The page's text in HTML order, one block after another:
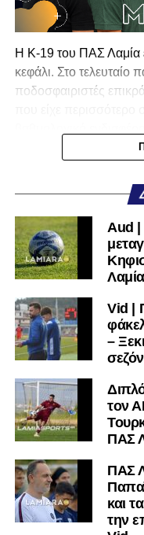
Η Κ-19 του ΠΑΣ Λαμία
κεφάλι. Στο τελευταίο
ποδοσφαιριστές
Το μοναδικό τέρμα
Ζαλοκώστας με
δευτέρου ημιχρόνου. Ο
δείχνοντας
που σημάδεψαν τη
Παρά τον υποβιβασμό,
μαχητικότητα μέχρι
άνθρωποι του
στιγμές της σεζόν, με
αξιοπρεπές “αντίο”
Έτσι, κλείνει ένας
με την ελπίδα η νέα
ανανέωση και
Δείτε το
Aud |
Λαμία
Vid |
–
σεζόν
τον
ΠΑΣ
ΠΑΣ
και
την